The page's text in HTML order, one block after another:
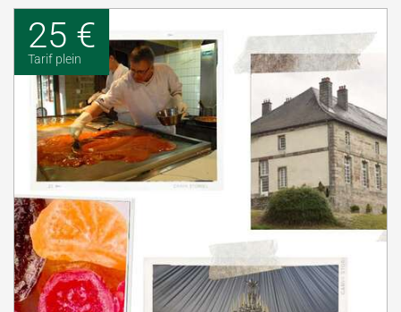
25 €
Tarif plein